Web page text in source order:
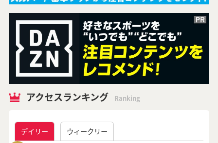
アクセスランキング Ranking
デイリー ウィークリー